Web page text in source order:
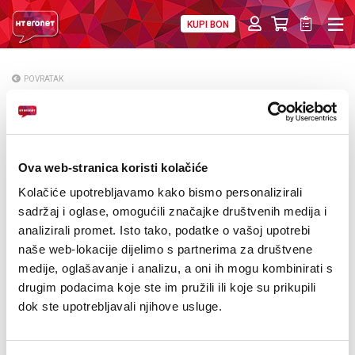
Ova web-stranica koristi kolačiće
Kolačiće upotrebljavamo kako bismo personalizirali
sadržaj i oglase, omogućili značajke društvenih medija i
analizirali promet. Isto tako, podatke o vašoj upotrebi
naše web-lokacije dijelimo s partnerima za društvene
medije, oglašavanje i analizu, a oni ih mogu kombinirati s
drugim podacima koje ste im pružili ili koje su prikupili
dok ste upotrebljavali njihove usluge.
KUPI BON
PRESS
NATJEČAJI
VELEPRODAJA
KONTAKTI
MOJ PROFIL
POVRATAK
HT ERONET promovirao svoje usluge na
„Adventu u Mostaru“